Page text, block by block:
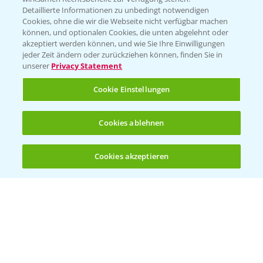
(noch 4)
Folgen Sie uns
Allgemeine Nutzungsbedingungen
Datenschutzerklärung
Impressum
Gebrauchshinweise
© Bayer CropScience Deutschland GmbH
Detaillierte Informationen zu unbedingt notwendigen
Cookies, ohne die wir die Webseite nicht verfügbar machen
können, und optionalen Cookies, die unten abgelehnt oder
akzeptiert werden können, und wie Sie Ihre Einwilligungen
jeder Zeit ändern oder zurückziehen können, finden Sie in
unserer Privacy Statement
Cookie Einstellungen
Cookies ablehnen
Cookies akzeptieren